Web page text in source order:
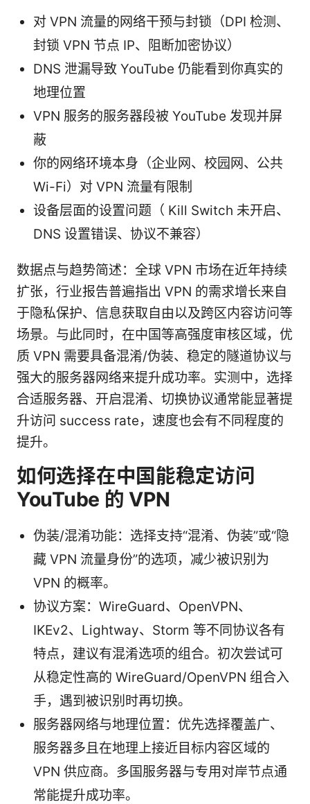
对 VPN 流量的网络干预与封锁（DPI 检测、
封锁 VPN 节点 IP、阻断加密协议）
DNS 泄漏导致 YouTube 仍能看到你真实的
地理位置
VPN 服务的服务器段被 YouTube 发现并屏
蔽
你的网络环境本身（企业网、校园网、公共
Wi-Fi）对 VPN 流量有限制
设备层面的设置问题（ Kill Switch 未开启、
DNS 设置错误、协议不兼容）
数据点与趋势简述：全球 VPN 市场在近年持续
扩张，行业报告普遍指出 VPN 的需求增长来自
于隐私保护、信息获取自由以及跨区内容访问等
场景。与此同时，在中国等高强度审核区域，优
质 VPN 需要具备混淆/伪装、稳定的隧道协议与
强大的服务器网络来提升成功率。实测中，选择
合适服务器、开启混淆、切换协议通常能显著提
升访问 success rate，速度也会有不同程度的
提升。
如何选择在中国能稳定访问
YouTube 的 VPN
伪装/混淆功能：选择支持“混淆、伪装”或“隐
藏 VPN 流量身份”的选项，减少被识别为
VPN 的概率。
协议方案：WireGuard、OpenVPN、
IKEv2、Lightway、Storm 等不同协议各有
特点，建议有混淆选项的组合。初次尝试可
从稳定性高的 WireGuard/OpenVPN 组合入
手，遇到被识别时再切换。
服务器网络与地理位置：优先选择覆盖广、
服务器多且在地理上接近目标内容区域的
VPN 供应商。多国服务器与专用对岸节点通
常能提升成功率。